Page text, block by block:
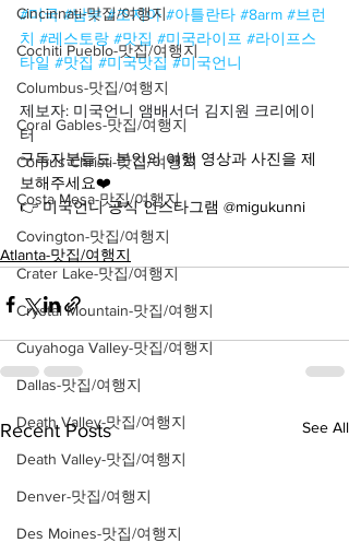
Cincinnati-맛집/여행지
Cochiti Pueblo-맛집/여행지
Columbus-맛집/여행지
Coral Gables-맛집/여행지
Corpus Christi-맛집/여행지
Costa Mesa-맛집/여행지
Covington-맛집/여행지
Crater Lake-맛집/여행지
Crystal Mountain-맛집/여행지
Cuyahoga Valley-맛집/여행지
Dallas-맛집/여행지
Death Valley-맛집/여행지
Death Valley-맛집/여행지
Denver-맛집/여행지
Des Moines-맛집/여행지
#미국 #남부 #조지아 #아틀란타 #8arm #브런
치 #레스토랑 #맛집 #미국라이프 #라이프스
타일 #맛집 #미국맛집 #미국언니
제보자: 미국언니 앰배서더 김지원 크리에이
터
구독자분들도 본인의 여행 영상과 사진을 제
보해주세요❤️
👉 미국언니 공식 인스타그램 @migukunni
Atlanta-맛집/여행지
Recent Posts See All